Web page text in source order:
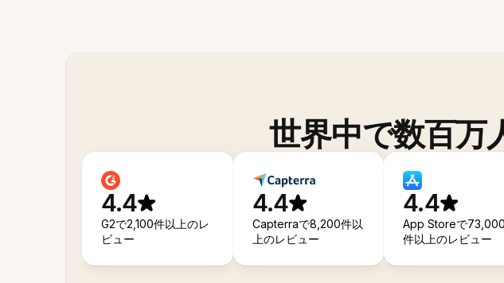
世界中で数百万
4.4
G2で2,100件以上のレ
ビュー
4.4
Capterraで8,200件以
上のレビュー
4.4
App Storeで73,000
件以上のレビュー